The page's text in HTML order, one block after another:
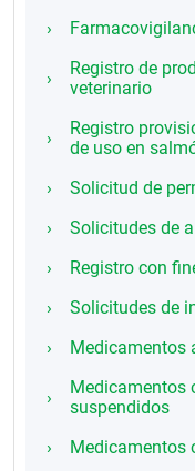
Registro de
veterinario
Registro
de uso en
Solicitud de
Solicitudes de
Registro con
Solicitudes de
Medicamentos
Medicamentos
suspendidos
Medicamentos